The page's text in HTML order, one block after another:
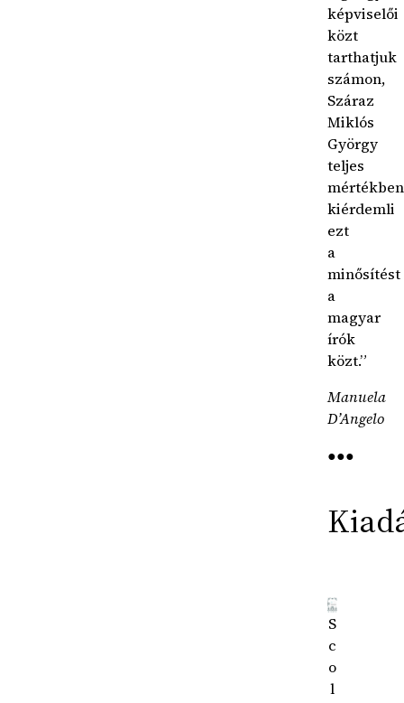
képviselői
közt
tarthatjuk
számon,
Száraz
Miklós
György
teljes
mértékben
kiérdemli
ezt
a
minősítést
a
magyar
írók
közt.”
Manuela
D’Angelo
●●●
S
c
o
l